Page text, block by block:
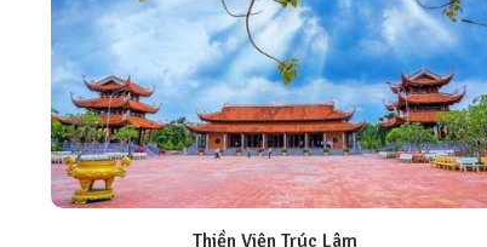
Thiền Viện Trúc Lâm